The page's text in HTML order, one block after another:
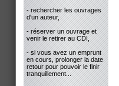
- rechercher les ouvrages
d'un auteur,
- réserver un ouvrage et
venir le retirer au CDI,
- si vous avez un emprunt
en cours, prolonger la date
retour pour pouvoir le finir
tranquillement...